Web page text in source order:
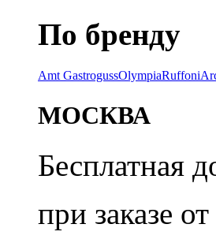
По бренду
Amt GastrogussOlympiaRuffoni
МОСКВА
Бесплатная
при заказе